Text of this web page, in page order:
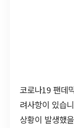
코로나19 팬데
려사항이 있습
상황이 발생했